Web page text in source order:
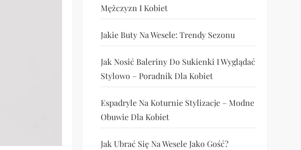
Mężczyzn I Kobiet
Jakie Buty Na Wesele: Trendy Sezonu
Jak Nosić Baleriny Do Sukienki I Wyglądać
Stylowo – Poradnik Dla Kobiet
Espadryle Na Koturnie Stylizacje – Modne
Obuwie Dla Kobiet
Jak Ubrać Się Na Wesele Jako Gość?